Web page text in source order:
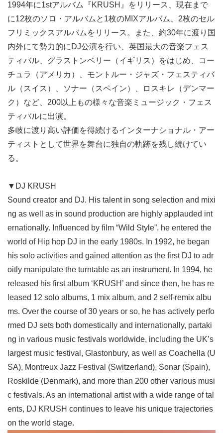
1994年に1stアルバム『KRUSH』をリリース、現在まで
に12枚のソロ・アルバムと1枚のMIXアルバム、2枚のセル
フリミックスアルバムをリリース。また、約30年に渡り国
内外にて勢力的にDJ公演を行い、英国最大の音楽フェス
ティバル、グラストンベリー（イギリス）をはじめ、コー
チュラ（アメリカ）、モントルー・ジャズ・フェスティバ
ル（スイス）、ソナー（スペイン）、ロスキレ（デンマー
ク）など、200以上もの様々な音楽ミュージック・フェス
ティバルに出演。
多岐に渡り高い評価を得続けるインターナショナル・アー
ティストとして世界を舞台に独自の軌跡を残し続けてい
る。
▼DJ KRUSH
Sound creator and DJ. His talent in song selection and mixi
ng as well as in sound production are highly applauded int
ernationally. Influenced by film “Wild Style”, he entered the
world of Hip hop DJ in the early 1980s. In 1992, he began
his solo activities and gained attention as the first DJ to adr
oitly manipulate the turntable as an instrument. In 1994, he
released his first album ‘KRUSH’ and since then, he has re
leased 12 solo albums, 1 mix album, and 2 self-remix albu
ms. Over the course of 30 years or so, he has actively perfo
rmed DJ sets both domestically and internationally, partaki
ng in various music festivals worldwide, including the UK’s
largest music festival, Glastonbury, as well as Coachella (U
SA), Montreux Jazz Festival (Switzerland), Sonar (Spain),
Roskilde (Denmark), and more than 200 other various musi
c festivals. As an international artist with a wide range of tal
ents, DJ KRUSH continues to leave his unique trajectories
on the world stage.